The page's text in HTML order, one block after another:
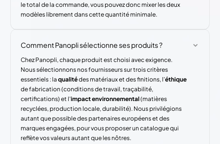
le total de la commande, vous pouvez donc mixer les deux
modèles librement dans cette quantité minimale.
Comment Panopli sélectionne ses produits ?
Chez Panopli, chaque produit est choisi avec exigence.
Nous sélectionnons nos fournisseurs sur trois critères
essentiels : laqualitédes matériaux et des finitions, l'éthique
de fabrication (conditions de travail, traçabilité,
certifications) et l'impact environnemental(matières
recyclées, production locale, durabilité). Nous privilégions
autant que possible des partenaires européens et des
marques engagées, pour vous proposer un catalogue qui
reflète vos valeurs autant que les nôtres.